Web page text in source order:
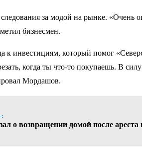
за модой на рынке. «Очень
бизнесмен.
инвестициям, который помог
когда ты что-то покупаешь. В
Мордашов.
о возвращении домой после